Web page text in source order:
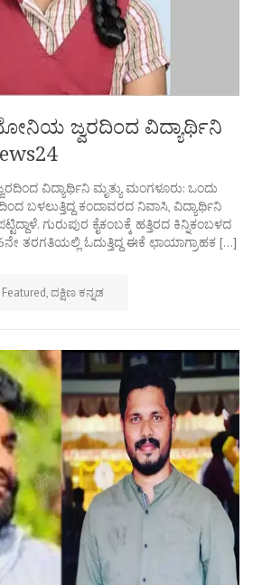
ಜ್ವರದಿಂದ ವಿದ್ಯಾರ್ಥಿನಿ
ವಿದ್ಯಾರ್ಥಿನಿ ಮೃತ್ಯು ಮಂಗಳೂರು: ಒಂದು
ಬಳಲುತ್ತಿದ್ದ ಕಂದಾವರದ ನಿವಾಸಿ, ವಿದ್ಯಾರ್ಥಿನಿ
ಗುರುಪುರ ಕೈಕಂಬಕ್ಕೆ ಹತ್ತಿರದ ಕಿನ್ನಿಕಂಬಳದ
ತರಗತಿಯಲ್ಲಿ ಓದುತ್ತಿದ್ದ ಈಕೆ ಛಾಯಾಗ್ರಾಹಕ […]
Featured,ದಕ್ಷಿಣ ಕನ್ನಡ